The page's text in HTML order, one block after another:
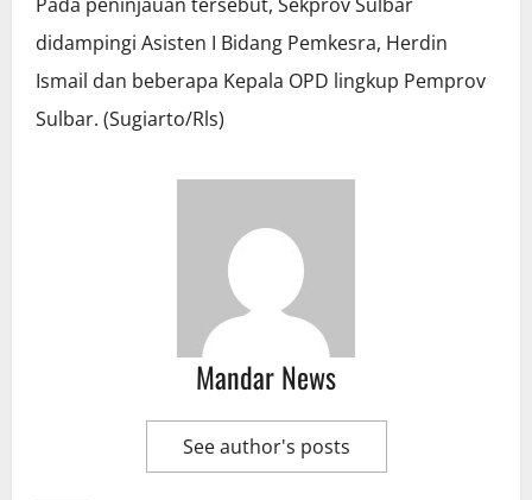
didampingi Asisten I Bidang Pemkesra, Herdin
Ismail dan beberapa Kepala OPD lingkup Pemprov
Sulbar. (Sugiarto/Rls)
Mandar News
See author's posts